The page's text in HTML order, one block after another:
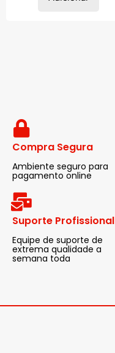
Compra Segura
Ambiente seguro para
pagamento online
Suporte Profissional
Equipe de suporte de
extrema qualidade a
semana toda